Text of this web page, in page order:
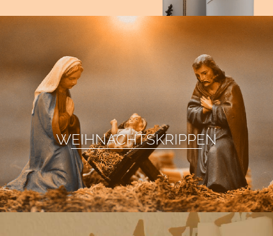
WEIHNACHTSKRIPPEN